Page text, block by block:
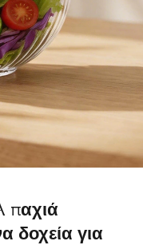
παχιά
δοχεία για